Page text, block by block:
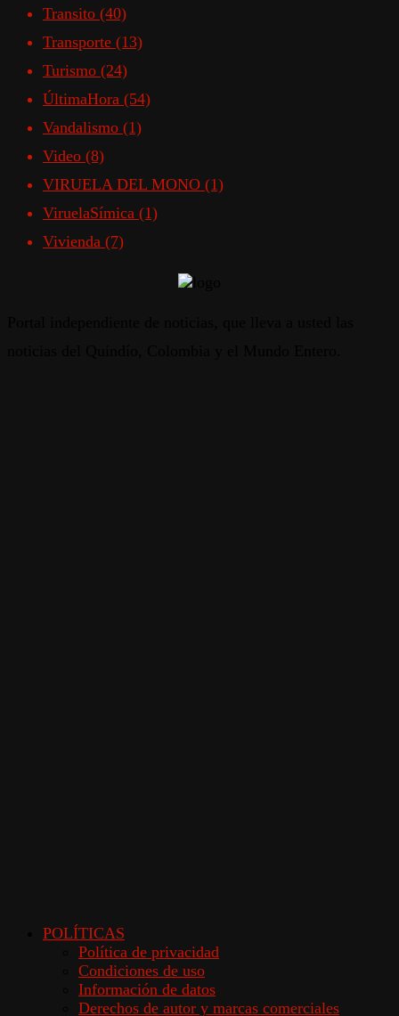
Transito (40)
Transporte (13)
Turismo (24)
ÚltimaHora (54)
Vandalismo (1)
Video (8)
VIRUELA DEL MONO (1)
ViruelaSímica (1)
Vivienda (7)
POLÍTICAS
Política de privacidad
Condiciones de uso
Información de datos
Derechos de autor y marcas comerciales